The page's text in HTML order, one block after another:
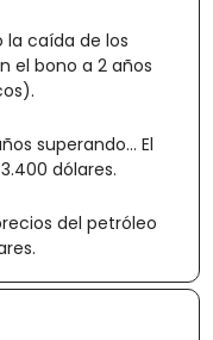
la caída de los
el bono a 2 años
superando... El
dólares.
del petróleo